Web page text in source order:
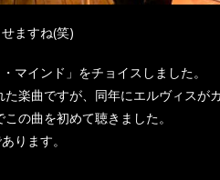
ますね(笑)
マインド」をチョイスしました。
楽曲ですが、同年にエルヴィスがカ
の曲を初めて聴きました。
ります。